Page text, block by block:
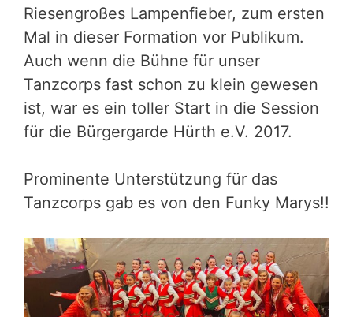
Riesengroßes Lampenfieber, zum ersten
Mal in dieser Formation vor Publikum.
Auch wenn die Bühne für unser
Tanzcorps fast schon zu klein gewesen
ist, war es ein toller Start in die Session
für die Bürgergarde Hürth e.V. 2017.
Prominente Unterstützung für das
Tanzcorps gab es von den Funky Marys!!